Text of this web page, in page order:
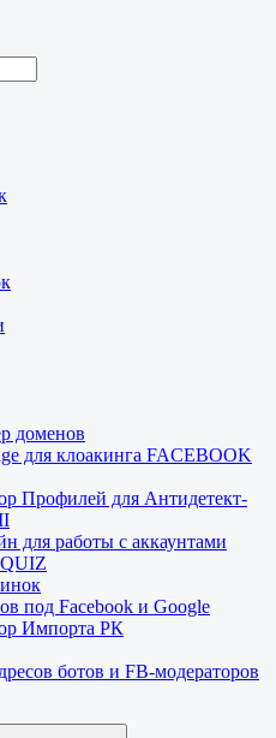
доменов
для клоакинга FACEBOOK
Профилей для Антидетект-
для работы с аккаунтами
под Facebook и Google
Импорта РК
ботов и FB-модераторов